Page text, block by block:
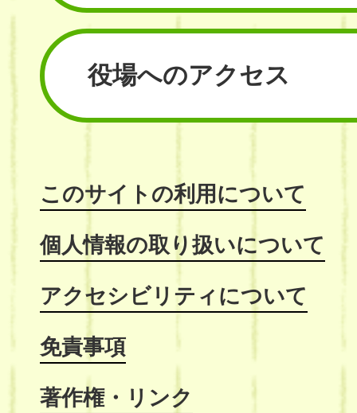
役場へのアクセス
このサイトの利用について
個人情報の取り扱いについて
アクセシビリティについて
免責事項
著作権・リンク